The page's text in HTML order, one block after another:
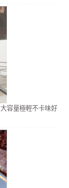
容量極輕不卡味好